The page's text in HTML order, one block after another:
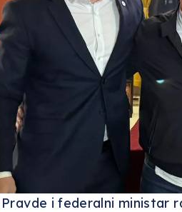
i federalni ministar